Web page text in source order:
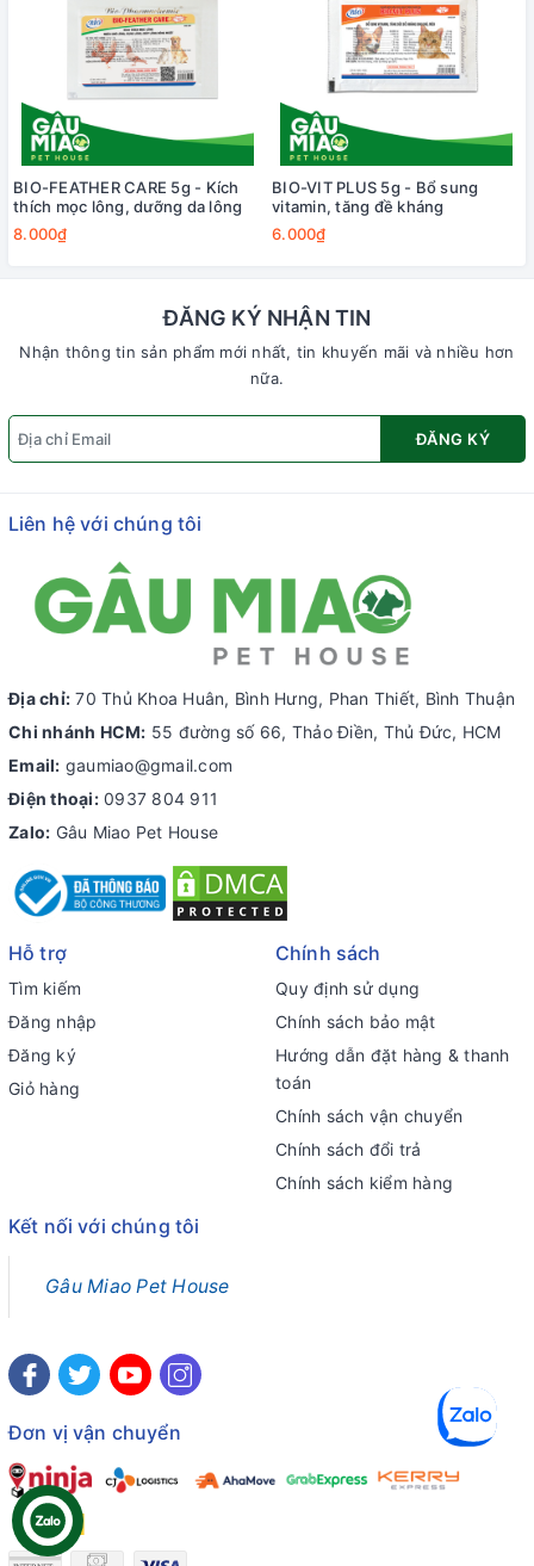
BIO-FEATHER CARE 5g - Kích
thích mọc lông, dưỡng da lông
8.000₫
BIO-VIT PLUS 5g - Bổ sung
vitamin, tăng đề kháng
6.000₫
ĐĂNG KÝ NHẬN TIN
Nhận thông tin sản phẩm mới nhất, tin khuyến mãi và nhiều hơn
nữa.
ĐĂNG KÝ
Liên hệ với chúng tôi
Địa chỉ: 70 Thủ Khoa Huân, Bình Hưng, Phan Thiết, Bình Thuận
Chi nhánh HCM: 55 đường số 66, Thảo Điền, Thủ Đức, HCM
Email: gaumiao@gmail.com
Điện thoại: 0937 804 911
Zalo: Gâu Miao Pet House
Hỗ trợ
Tìm kiếm
Đăng nhập
Đăng ký
Giỏ hàng
Chính sách
Quy định sử dụng
Chính sách bảo mật
Hướng dẫn đặt hàng & thanh
toán
Chính sách vận chuyển
Chính sách đổi trả
Chính sách kiểm hàng
Kết nối với chúng tôi
Gâu Miao Pet House
Đơn vị vận chuyển